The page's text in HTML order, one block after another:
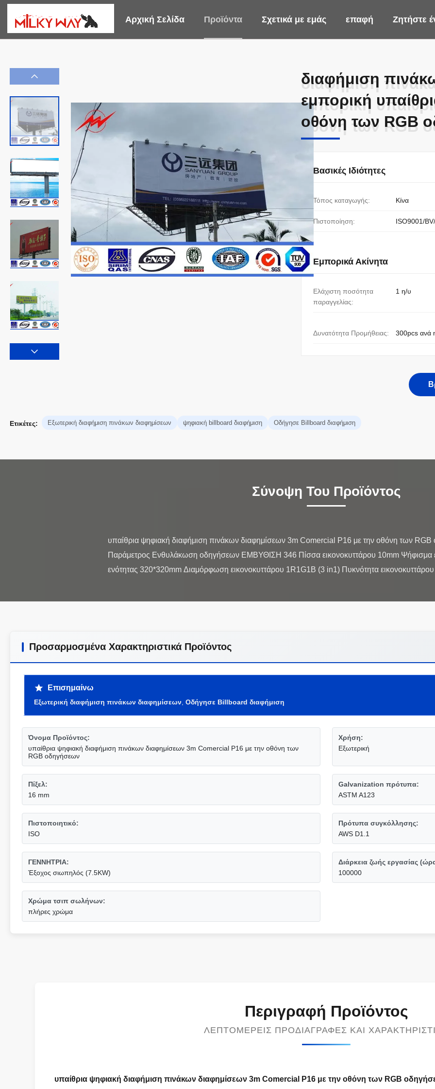
Αρχική Σελίδα Προϊόντα Σχετικά με εμάς επαφή Ζητήστε
διαφήμιση
εμπορική
οθόνη των RGB
διαφήμιση
εμπορική
οθόνη των RGB
Βασικές Ιδιότητες
Τόπος καταγωγής: Κίνα
Πιστοποίηση: ISO9001/BV/
Εμπορικά Ακίνητα
Ελάχιστη ποσότητα
παραγγελίας:
1 η/υ
Δυνατότητα Προμήθειας: 300pcs ανά
Ετικέτες: Εξωτερική διαφήμιση πινάκων διαφημίσεων ψηφιακή billboard διαφήμιση Οδήγησε Billboard διαφήμιση
Σύνοψη Του Προϊόντος
υπαίθρια ψηφιακή διαφήμιση πινάκων διαφημίσεων 3m Comercial P16 με την οθόνη των RGB
Παράμετρος Ενθυλάκωση οδηγήσεων ΕΜΒΥΘΙΣΗ 346 Πίσσα εικονοκυττάρου 10mm Ψήφισμα
Προσαρμοσμένα Χαρακτηριστικά Προϊόντος
Επισημαίνω
Εξωτερική διαφήμιση πινάκων διαφημίσεων Οδήγησε Billboard διαφήμιση
Όνομα Προϊόντος:
υπαίθρια ψηφιακή διαφήμιση πινάκων διαφημίσεων 3m Comercial P16 με την οθόνη των
RGB οδηγήσεων
Χρήση:
Εξωτερική
Πίξελ:
16 mm
Galvanization πρότυπα:
ASTM A123
Πιστοποιητικό:
ISO
Πρότυπα συγκόλλησης:
AWS D1.1
ΓΕΝΝΗΤΡΙΑ:
Έξοχος σιωπηλός (7.5KW)
Διάρκεια ζωής εργασίας
100000
Χρώμα τσιπ σωλήνων:
πλήρες χρώμα
Περιγραφή Προϊόντος
ΛΕΠΤΟΜΕΡΕΊΣ ΠΡΟΔΙΑΓΡΑΦΈΣ ΚΑΙ
υπαίθρια ψηφιακή διαφήμιση πινάκων διαφημίσεων 3m Comercial P16 με την οθόνη των RGB